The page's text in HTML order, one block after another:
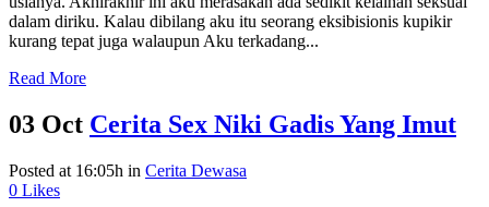
dalam diriku. Kalau dibilang aku itu seorang eksibisionis kupikir
kurang tepat juga walaupun Aku terkadang...
Read More
03 Oct Cerita Sex Niki Gadis Yang Imut
Posted at 16:05h in Cerita Dewasa
0 Likes